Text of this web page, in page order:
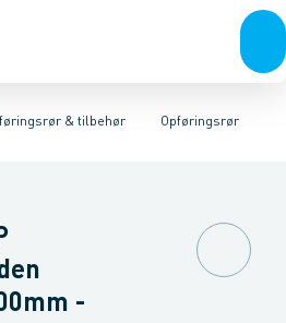
LinjeafvandingTanke,
& tilbehør
Opføringsrør & tilbehør
Opføringsrør
LågBundeMuffer Reduktioner
-